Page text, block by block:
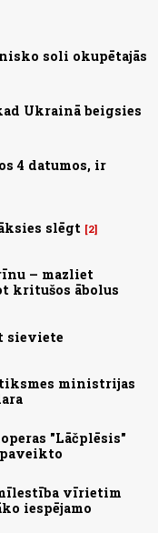
soli okupētajās
Ukrainā beigsies
4 datumos, ir
slēgt 2
– mazliet
kritušos ābolus
sieviete
ministrijas
"Lāčplēsis"
vīrietim
iespējamo